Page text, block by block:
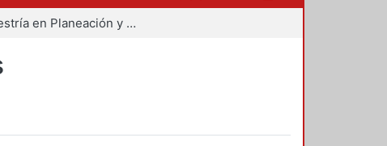
Maestría en Planeación y Políticas Metropolitanas